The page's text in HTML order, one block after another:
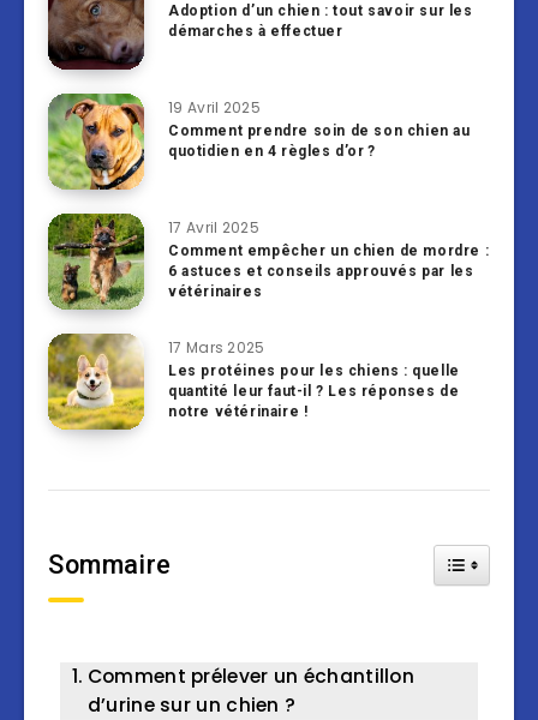
Adoption d’un chien : tout savoir sur les
démarches à effectuer
19 Avril 2025
Comment prendre soin de son chien au
quotidien en 4 règles d’or ?
17 Avril 2025
Comment empêcher un chien de mordre :
6 astuces et conseils approuvés par les
vétérinaires
17 Mars 2025
Les protéines pour les chiens : quelle
quantité leur faut-il ? Les réponses de
notre vétérinaire !
Sommaire Toggle
Comment prélever un échantillon
d’urine sur un chien ?